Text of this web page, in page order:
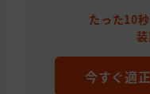
たった10
今すぐ適